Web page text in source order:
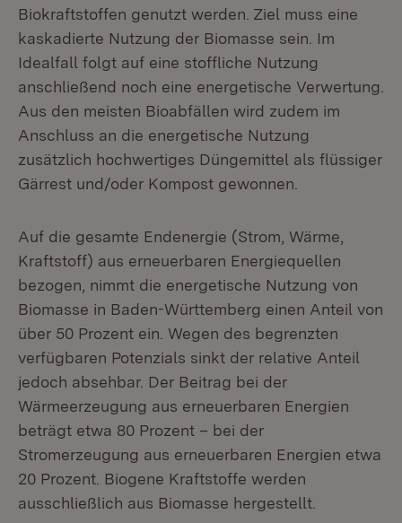
Biokraftstoffen genutzt werden. Ziel muss eine
kaskadierte Nutzung der Biomasse sein. Im
Idealfall folgt auf eine stoffliche Nutzung
anschließend noch eine energetische Verwertung.
Aus den meisten Bioabfällen wird zudem im
Anschluss an die energetische Nutzung
zusätzlich hochwertiges Düngemittel als flüssiger
Gärrest und/oder Kompost gewonnen.
Auf die gesamte Endenergie (Strom, Wärme,
Kraftstoff) aus erneuerbaren Energiequellen
bezogen, nimmt die energetische Nutzung von
Biomasse in Baden-Württemberg einen Anteil von
über 50 Prozent ein. Wegen des begrenzten
verfügbaren Potenzials sinkt der relative Anteil
jedoch absehbar. Der Beitrag bei der
Wärmeerzeugung aus erneuerbaren Energien
beträgt etwa 80 Prozent – bei der
Stromerzeugung aus erneuerbaren Energien etwa
20 Prozent. Biogene Kraftstoffe werden
ausschließlich aus Biomasse hergestellt.